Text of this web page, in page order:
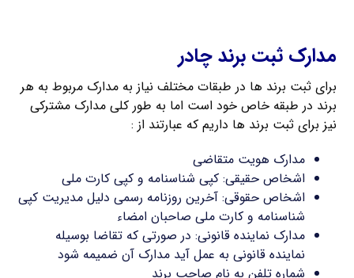
مدارک ثبت برند چادر
برای ثبت برند ها در طبقات مختلف نیاز به مدارک مربوط به هر
برند در طبقه خاص خود است اما به طور کلی مدارک مشترکی
نیز برای ثبت برند ها داریم که عبارتند از :
مدارک هویت متقاضی
اشخاص حقیقی: کپی شناسنامه و کپی کارت ملی
اشخاص حقوقی: آخرین روزنامه رسمی دلیل مدیریت کپی
شناسنامه و کارت ملی صاحبان امضاء
مدارک نماینده قانونی: در صورتی که تقاضا بوسیله
نماینده قانونی به عمل آید مدارک آن ضمیمه شود
شماره تلفن به نام صاحب برند